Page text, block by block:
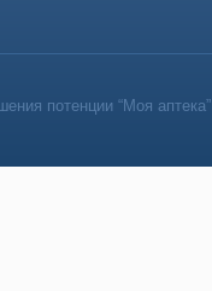
потенции “Моя